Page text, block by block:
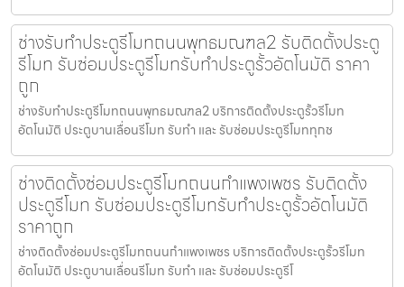
ช่างรับทำประตูรีโมทถนนพุทธมณฑล2 รับติดตั้งประตู
รีโมท รับซ่อมประตูรีโมทรับทำประตูรั้วอัตโนมัติ ราคา
ถูก
ช่างรับทำประตูรีโมทถนนพุทธมณฑล2 บริการติดตั้งประตูรั้วรีโมท
อัตโนมัติ ประตูบานเลื่อนรีโมท รับทำ และ รับซ่อมประตูรีโมททุกช
ช่างติดตั้งซ่อมประตูรีโมทถนนกำแพงเพชร รับติดตั้ง
ประตูรีโมท รับซ่อมประตูรีโมทรับทำประตูรั้วอัตโนมัติ
ราคาถูก
ช่างติดตั้งซ่อมประตูรีโมทถนนกำแพงเพชร บริการติดตั้งประตูรั้วรีโมท
อัตโนมัติ ประตูบานเลื่อนรีโมท รับทำ และ รับซ่อมประตูรีโ